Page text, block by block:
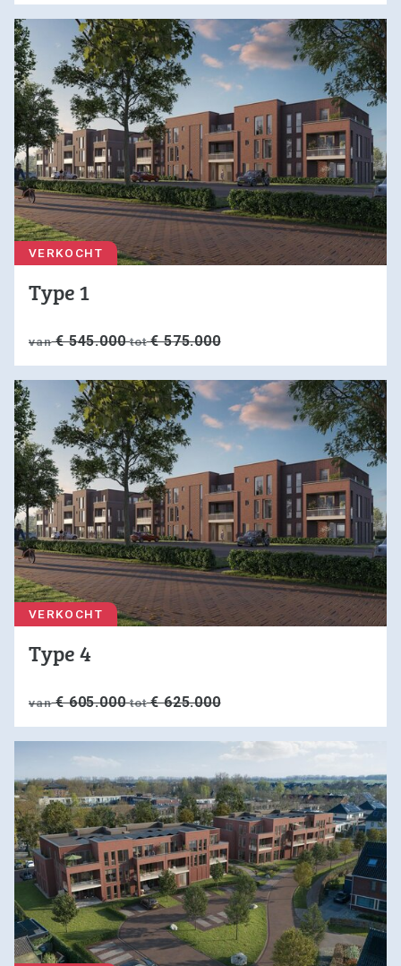
VERKOCHT
Type 1
van€ 545.000tot€ 575.000
VERKOCHT
Type 4
van€ 605.000tot€ 625.000